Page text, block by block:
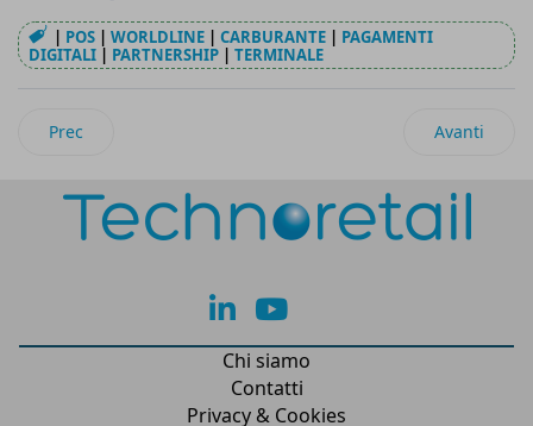
| POS | WORLDLINE | CARBURANTE | PAGAMENTI
DIGITALI | PARTNERSHIP | TERMINALE
Articolo precedente: Epipoli introduce le carte prepagate
Prec Articolo
Avanti
lk yt
Chi siamo
Contatti
Privacy & Cookies